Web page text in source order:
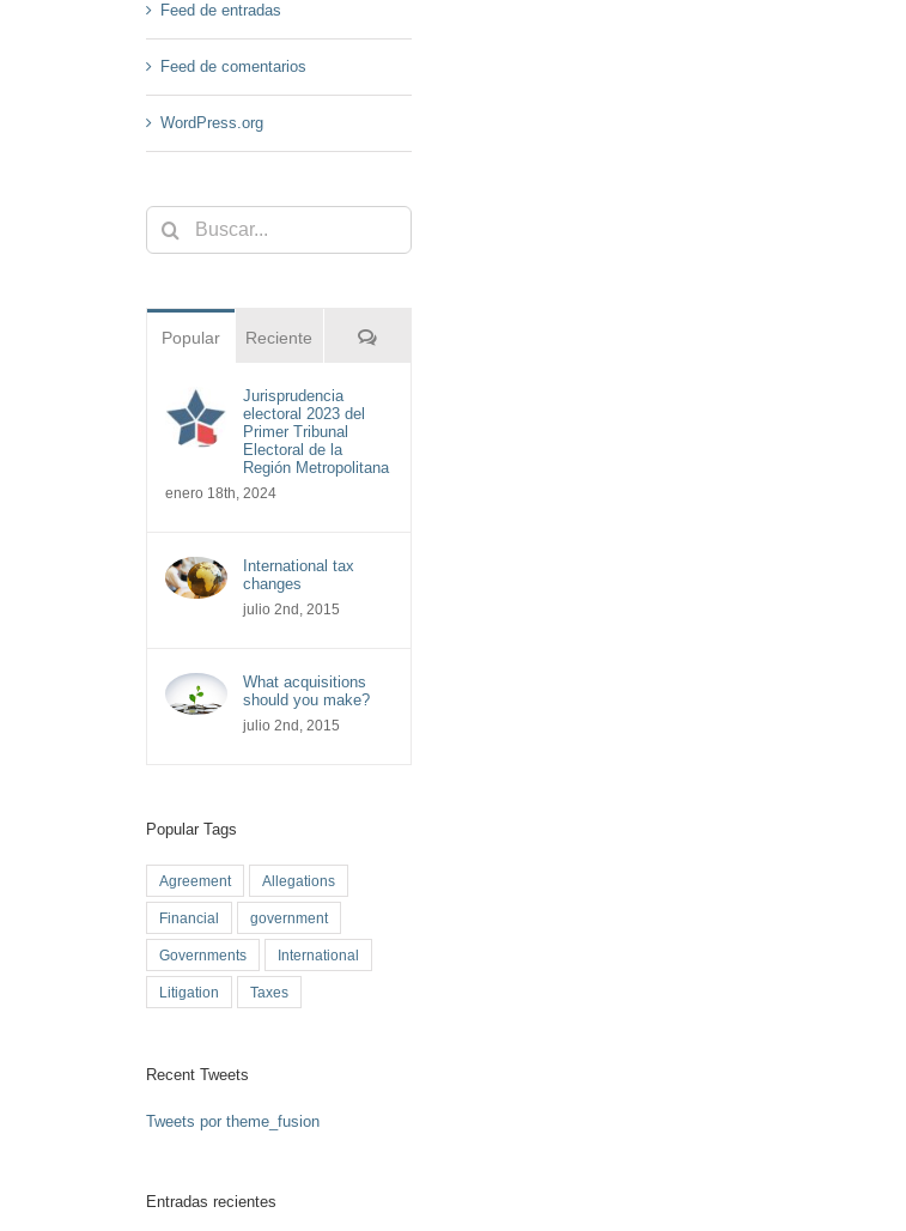
Feed de entradas
Feed de comentarios
WordPress.org
Buscar:
Popular Reciente Comentarios
Jurisprudencia
electoral 2023 del
Primer Tribunal
Electoral de la
Región Metropolitana
enero 18th, 2024
International tax
changes
julio 2nd, 2015
What acquisitions
should you make?
julio 2nd, 2015
Popular Tags
Agreement Allegations
Financial government
Governments International
Litigation Taxes
Recent Tweets
Tweets por theme_fusion
Entradas recientes